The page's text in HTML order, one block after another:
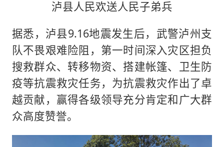
泸县人民欢送人民子弟兵
据悉，泸县9.16地震发生后，武警泸州支
队不畏艰难险阻，第一时间深入灾区担负
搜救群众、转移物资、搭建帐篷、卫生防
疫等抗震救灾任务，为抗震救灾作出了卓
越贡献，赢得各级领导充分肯定和广大群
众高度赞誉。